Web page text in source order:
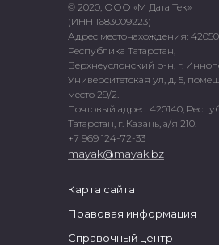
© 2020, ООО «М Дата Тек»
(ИНН 1683009223)
Адрес местонахождения:
Республика Татарстан,
Верхнеуслонский р-н, г.
Университетская ул, д. 5,
место 29/2.
Почтовый адрес: 420140,
Татарстан, г. Казань, а/я 210.
+7 969 124-72-33
mayak@mayak.bz
Карта сайта
Правовая информация
Справочный центр